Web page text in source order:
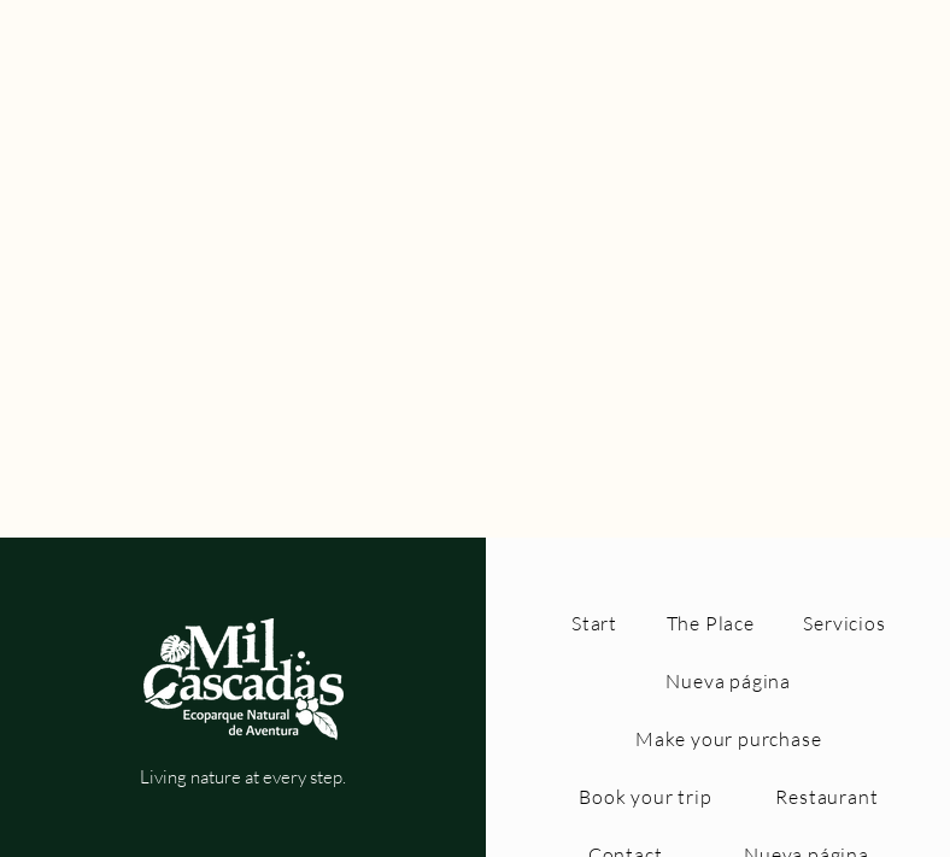
Living nature at every step.
Start The Place Servicios
Nueva página
Make your purchase
Book your trip Restaurant